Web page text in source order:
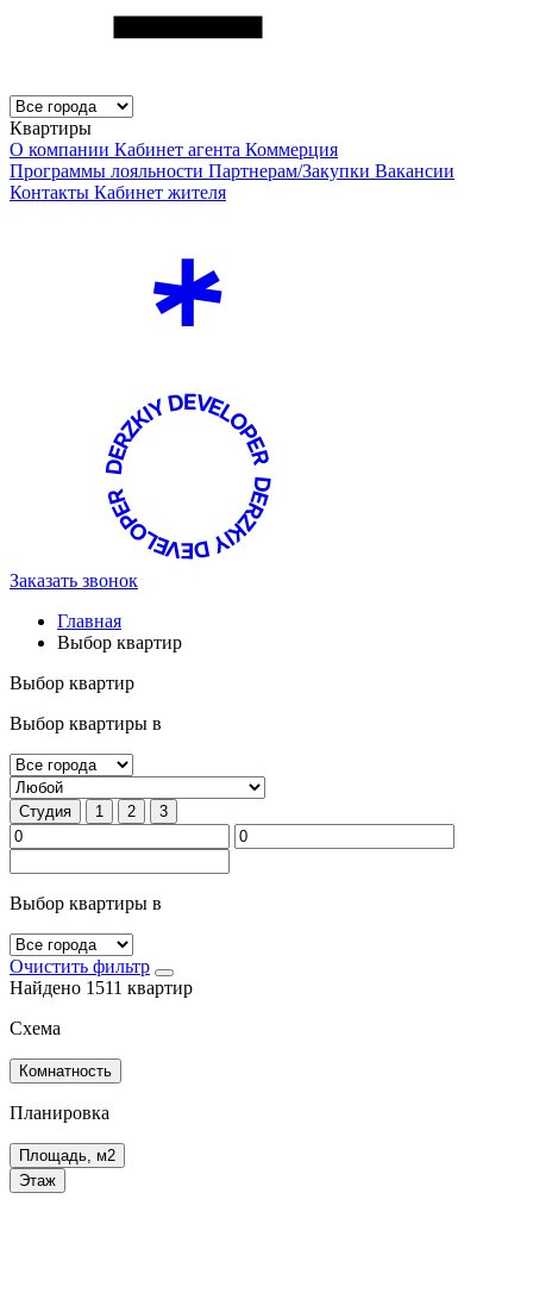
Квартиры
О компании Кабинет агента Коммерция
Программы лояльности Партнерам/Закупки Вакансии
Контакты Кабинет жителя
Заказать звонок
Главная
Выбор квартир
Выбор квартир
Выбор квартиры в
Студия 1 2 3
Выбор квартиры в
Очистить фильтр
Найдено 1511 квартир
Схема
Комнатность
Планировка
Площадь, м2
Этаж